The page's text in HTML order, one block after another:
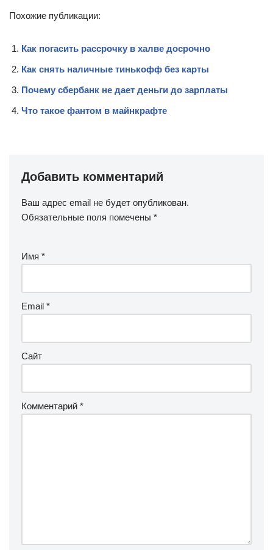
Похожие публикации:
Как погасить рассрочку в халве досрочно
Как снять наличные тинькофф без карты
Почему сбербанк не дает деньги до зарплаты
Что такое фантом в майнкрафте
Добавить комментарий
Ваш адрес email не будет опубликован.
Обязательные поля помечены *
Имя *
Email *
Сайт
Комментарий *